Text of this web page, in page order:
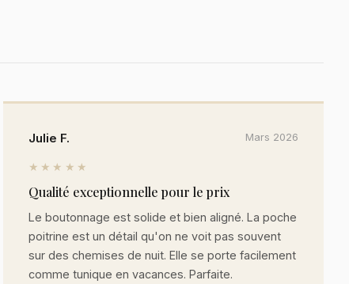
Julie F. Mars 2026
★★★★★
Qualité exceptionnelle pour le prix
Le boutonnage est solide et bien aligné. La poche
poitrine est un détail qu'on ne voit pas souvent
sur des chemises de nuit. Elle se porte facilement
comme tunique en vacances. Parfaite.